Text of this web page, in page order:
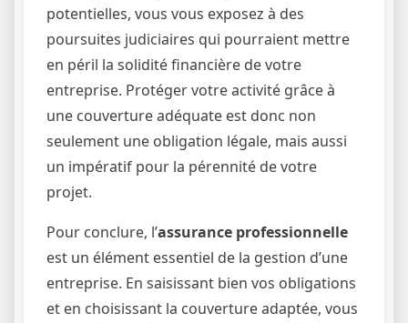
potentielles, vous vous exposez à des
poursuites judiciaires qui pourraient mettre
en péril la solidité financière de votre
entreprise. Protéger votre activité grâce à
une couverture adéquate est donc non
seulement une obligation légale, mais aussi
un impératif pour la pérennité de votre
projet.
Pour conclure, l’assurance professionnelle
est un élément essentiel de la gestion d’une
entreprise. En saisissant bien vos obligations
et en choisissant la couverture adaptée, vous